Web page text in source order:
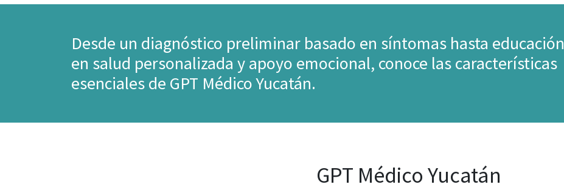
Desde un diagnóstico preliminar basado en síntomas hasta educación
en salud personalizada y apoyo emocional, conoce las características
esenciales de GPT Médico Yucatán.
GPT Médico Yucatán